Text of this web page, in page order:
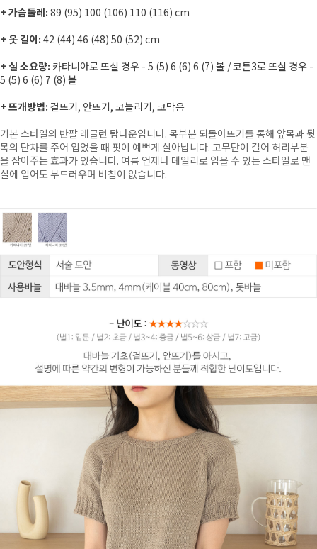
+ 가슴둘레: 89 (95) 100 (106) 110 (116) cm
+ 옷 길이: 42 (44) 46 (48) 50 (52) cm
+ 실 소요량: 카타니아로 뜨실 경우 - 5 (5) 6 (6) 6 (7) 볼 / 코튼3로 뜨실 경우 -
5 (5) 6 (6) 7 (8) 볼
+ 뜨개방법: 겉뜨기, 안뜨기, 코늘리기, 코막음
기본 스타일의 반팔 레글런 탑다운입니다. 목부분 되돌아뜨기를 통해 앞목과 뒷
목의 단차를 주어 입었을 때 핏이 예쁘게 살아납니다. 고무단이 길어 허리부분
을 잡아주는 효과가 있습니다. 여름 언제나 데일리로 입을 수 있는 스타일로 맨
살에 입어도 부드러우며 비침이 없습니다.